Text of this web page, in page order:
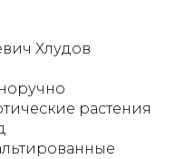
Хлудов
растения